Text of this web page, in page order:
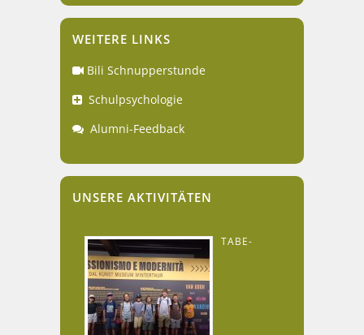
WEITERE LINKS
Bili Schnupperstunde
Schulpsychologie
Alumni-Feedback
UNSERE AKTIVITÄTEN
TABE-